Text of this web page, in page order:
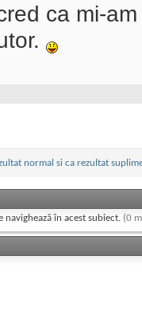
ca mi-
normal si ca rezultat
în acest subiect. (0